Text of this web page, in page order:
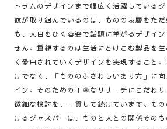
トラムのデザインまで幅広く活躍しているジ
彼が取り組んでいるのは、ものの表層をた
も、人目をひく容姿で話題に挙がるデザイ
せん。重視するのは生活にとけこむ製品を
く愛用されていくデザインを実現すること
けでなく、「もののふさわしいあり方」に
イン。そのための丁寧なリサーチにこだわ
微細な検討を、一貫して続けています。も
けるジャスパーは、ものと人との関係その